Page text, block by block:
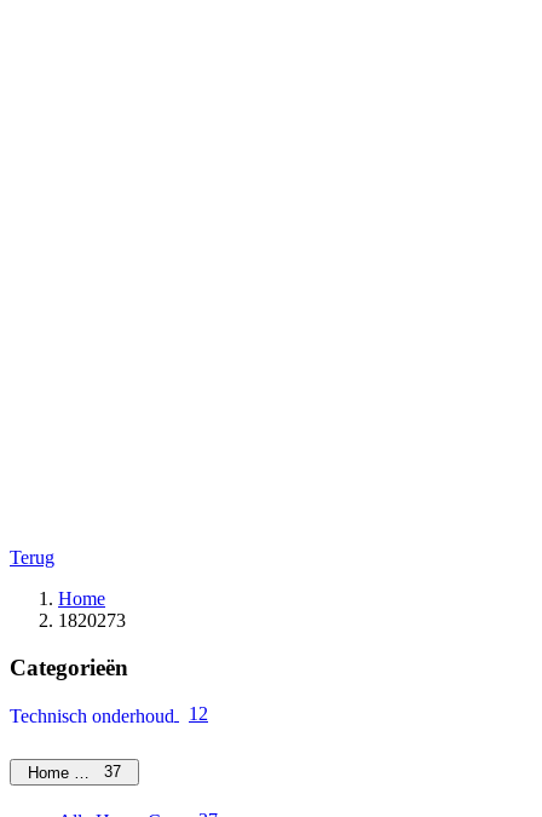
Terug
Home
1820273
Categorieën
Technisch onderhoud 12
Home Care37